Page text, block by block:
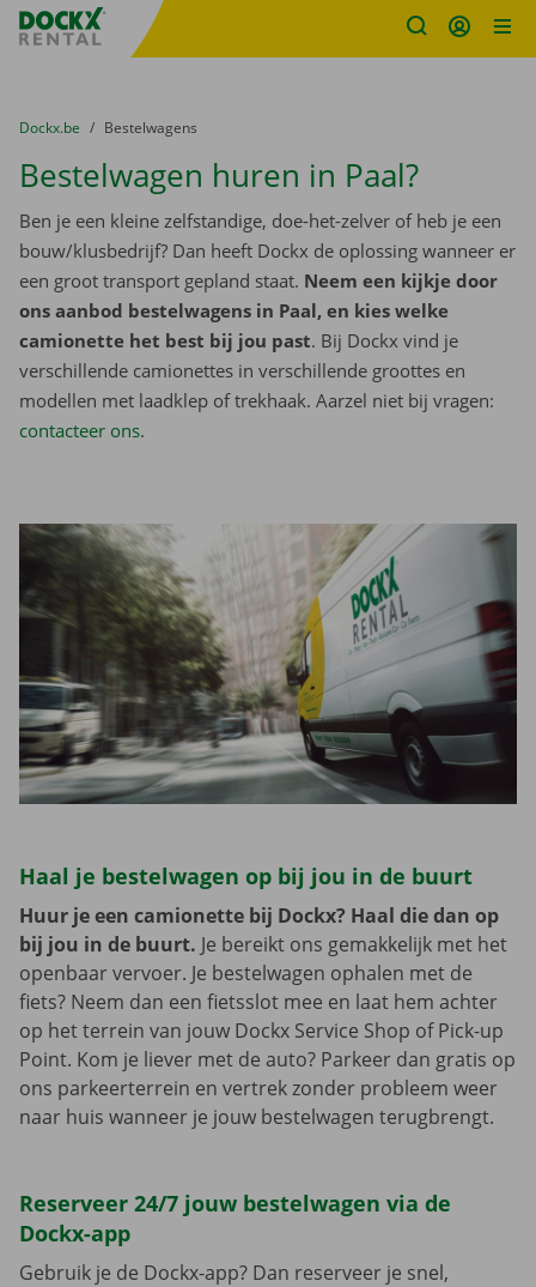
Fratello DEMO
U bevindt zich hier:
van
Dockx.be naar
Bestelwagens
Bestelwagen huren in Paal?
Ben je een kleine zelfstandige, doe-het-zelver of heb je een
bouw/klusbedrijf? Dan heeft Dockx de oplossing wanneer er
een groot transport gepland staat. Neem een kijkje door
ons aanbod bestelwagens in Paal, en kies welke
camionette het best bij jou past. Bij Dockx vind je
verschillende camionettes in verschillende groottes en
modellen met laadklep of trekhaak. Aarzel niet bij vragen:
contacteer ons.
Haal je bestelwagen op bij jou in de buurt
Huur je een camionette bij Dockx? Haal die dan op
bij jou in de buurt. Je bereikt ons gemakkelijk met het
openbaar vervoer. Je bestelwagen ophalen met de
fiets? Neem dan een fietsslot mee en laat hem achter
op het terrein van jouw Dockx Service Shop of Pick-up
Point. Kom je liever met de auto? Parkeer dan gratis op
ons parkeerterrein en vertrek zonder probleem weer
naar huis wanneer je jouw bestelwagen terugbrengt.
Reserveer 24/7 jouw bestelwagen via de
Dockx-app
Gebruik je de Dockx-app? Dan reserveer je snel,